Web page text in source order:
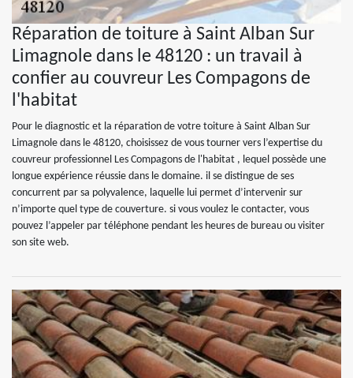
Réparation de toiture à Saint Alban Sur
Limagnole dans le 48120 : un travail à
confier au couvreur Les Compagons de
l'habitat
Pour le diagnostic et la réparation de votre toiture à Saint Alban Sur
Limagnole dans le 48120, choisissez de vous tourner vers l’expertise du
couvreur professionnel Les Compagons de l'habitat , lequel possède une
longue expérience réussie dans le domaine. il se distingue de ses
concurrent par sa polyvalence, laquelle lui permet d’intervenir sur
n’importe quel type de couverture. si vous voulez le contacter, vous
pouvez l’appeler par téléphone pendant les heures de bureau ou visiter
son site web.